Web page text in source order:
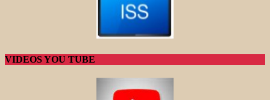
VIDEOS YOU TUBE